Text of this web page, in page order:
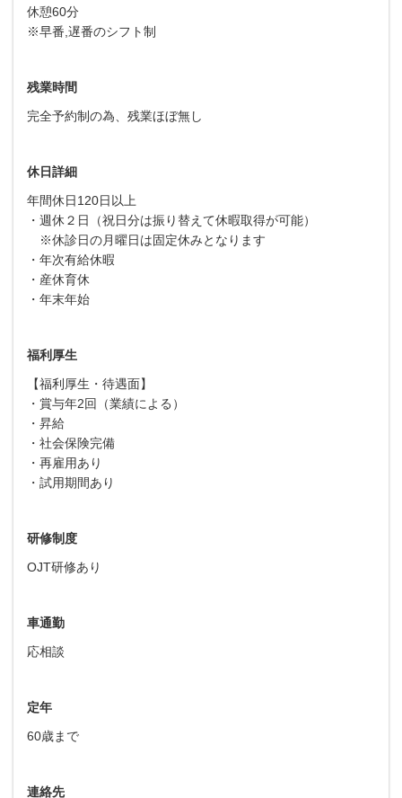
休憩60分
※早番,遅番のシフト制
残業時間
完全予約制の為、残業ほぼ無し
休日詳細
年間休日120日以上
・週休２日（祝日分は振り替えて休暇取得が可能）
※休診日の月曜日は固定休みとなります
・年次有給休暇
・産休育休
・年末年始
福利厚生
【福利厚生・待遇面】
・賞与年2回（業績による）
・昇給
・社会保険完備
・再雇用あり
・試用期間あり
研修制度
OJT研修あり
車通勤
応相談
定年
60歳まで
連絡先